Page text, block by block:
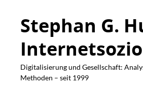
Stephan G.
Digitalisierung und Gesellschaft:
Methoden – seit 1999